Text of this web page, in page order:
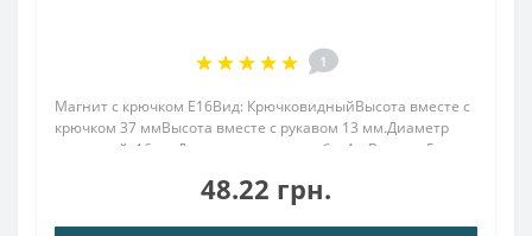
1
Магнит с крючком E16Вид: КрючковидныйВысота вместе с
крючком 37 ммВысота вместе с рукавом 13 мм.Диаметр
наружный: 16 ммДиаметр внутр. резьба: 4.мВысота: 5
N38Сцепление прибл.: 8,00 кгТемперату..
48.22 грн.